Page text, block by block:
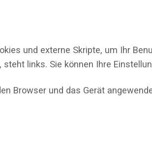
und externe Skripte, um Ihr
links. Sie können Ihre
Browser und das Gerät